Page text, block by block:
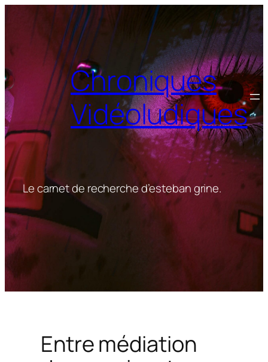
Chroniques
Vidéoludiques
Le carnet de recherche d’esteban grine.
Entre médiation